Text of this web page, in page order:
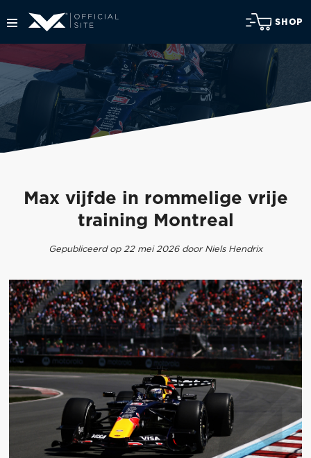
SHOP
Max vijfde in rommelige vrije
training Montreal
Gepubliceerd op 22 mei 2026 door Niels Hendrix